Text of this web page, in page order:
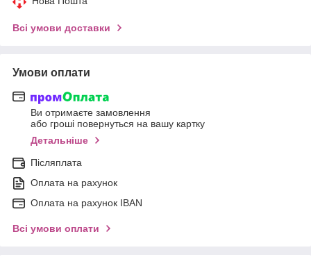
Всі умови доставки
Умови оплати
Ви отримаєте замовлення
або гроші повернуться на вашу картку
Детальніше
Післяплата
Оплата на рахунок
Оплата на рахунок IBAN
Всі умови оплати